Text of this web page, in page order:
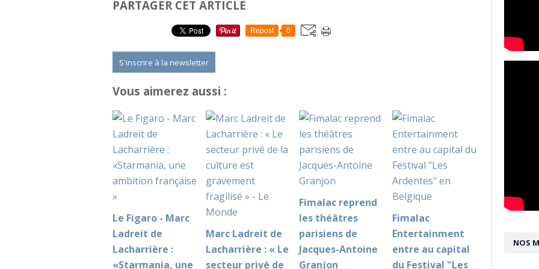
PARTAGER CET ARTICLE
Repost 0
S'inscrire à la newsletter
Vous aimerez aussi :
Le Figaro - Marc
Ladreit de
Lacharrière :
«Starmania, une
Marc Ladreit de
Lacharrière : « Le
secteur privé de
Fimalac reprend
les théâtres
parisiens de
Jacques-Antoine
Granjon
Fimalac
Entertainment
entre au capital
du Festival "Les
NOS